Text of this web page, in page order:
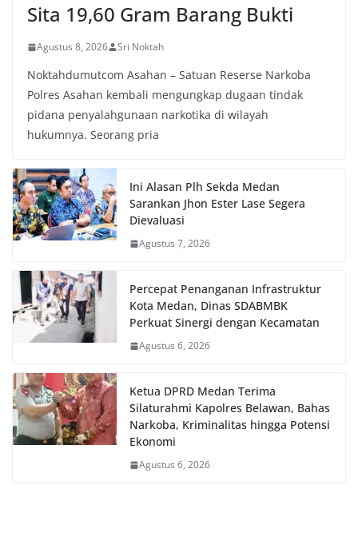
Sita 19,60 Gram Barang Bukti
Agustus 8, 2026 Sri Noktah
Noktahdumutcom Asahan – Satuan Reserse Narkoba
Polres Asahan kembali mengungkap dugaan tindak
pidana penyalahgunaan narkotika di wilayah
hukumnya. Seorang pria
Ini Alasan Plh Sekda Medan
Sarankan Jhon Ester Lase Segera
Dievaluasi
Agustus 7, 2026
Percepat Penanganan Infrastruktur
Kota Medan, Dinas SDABMBK
Perkuat Sinergi dengan Kecamatan
Agustus 6, 2026
Ketua DPRD Medan Terima
Silaturahmi Kapolres Belawan, Bahas
Narkoba, Kriminalitas hingga Potensi
Ekonomi
Agustus 6, 2026